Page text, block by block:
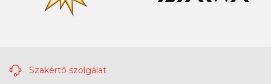
Szakértő szolgálat